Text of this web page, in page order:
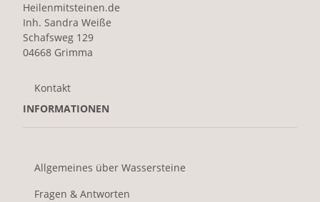
Heilenmitsteinen.de
Inh. Sandra Weiße
Schafsweg 129
04668 Grimma
Kontakt
INFORMATIONEN
Allgemeines über Wassersteine
Fragen & Antworten